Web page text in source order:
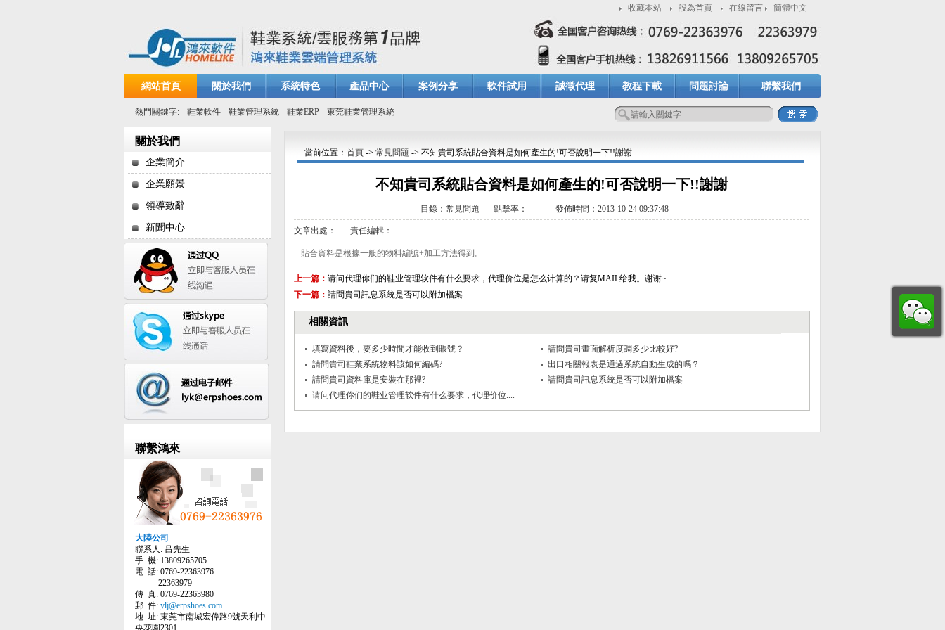
收藏本站 設為首頁 在線留言 簡體中文
網站首頁 關於我們 系統特色 產品中心 案例分享 軟件試用 誠徵代理 教程下載 問題討論 聯繫我們
熱門關鍵字: 鞋業軟件 鞋業管理系統 鞋業ERP 東莞鞋業管理系統
關於我們
企業簡介
企業願景
領導致辭
新聞中心
聯繫鴻來
大陸公司
聯系人: 吕先生
手 機: 13809265705
電 話: 0769-22363976
22363979
傳 真: 0769-22363980
郵 件: ylj@erpshoes.com
地 址: 東莞市南城宏偉路9號天利中
央花園2301
當前位置： 首頁 -> 常見問題 -> 不知貴司系統貼合資料是如何產生的!可否說明一下!!謝謝
不知貴司系統貼合資料是如何產生的!可否說明一下!!謝謝
目錄：常見問題 點擊率： 發佈時間：2013-10-24 09:37:48
文章出處： 責任編輯：
貼合資料是根據一般的物料編號+加工方法得到。
上一篇： 请问代理你们的鞋业管理软件有什么要求，代理价位是怎么计算的？请复MAIL给我。谢谢~
下一篇： 請問貴司訊息系統是否可以附加檔案
相關資訊
填寫資料後，要多少時間才能收到賬號？
請問貴司畫面解析度調多少比較好?
請問貴司鞋業系統物料該如何編碼?
出口相關報表是通過系統自動生成的嗎？
請問貴司資料庫是安裝在那裡?
請問貴司訊息系統是否可以附加檔案
请问代理你们的鞋业管理软件有什么要求，代理价位....